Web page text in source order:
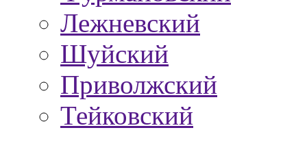
Лежневский
Шуйский
Приволжский
Тейковский